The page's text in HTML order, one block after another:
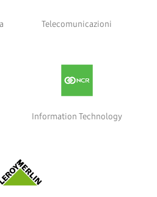
Telecomunicazioni
Information Technology